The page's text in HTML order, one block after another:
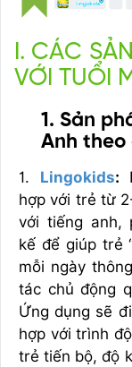
I. CÁC
VỚI TUỔI
1. Sản
Anh theo
1. Lingokids:
hợp với trẻ từ
với tiếng anh,
kế để giúp trẻ
mỗi ngày
tác chủ động
Ứng dụng sẽ
hợp với trình
trẻ tiến bộ, độ